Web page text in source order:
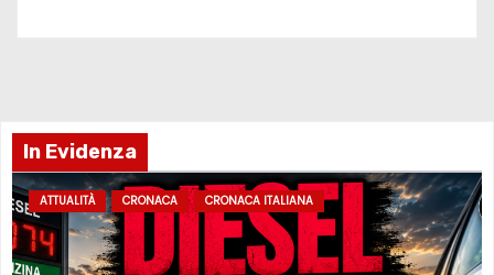
In Evidenza
ATTUALITÀ CRONACA CRONACA ITALIANA